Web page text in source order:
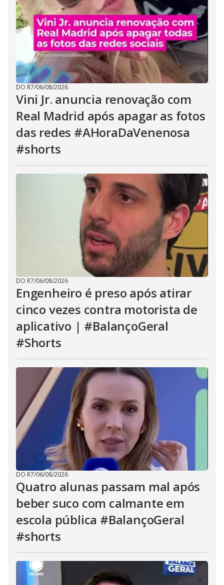
DO R7/06/08/2026
Vini Jr. anuncia renovação com
Real Madrid após apagar as fotos
das redes #AHoraDaVenenosa
#shorts
DO R7/06/08/2026
Engenheiro é preso após atirar
cinco vezes contra motorista de
aplicativo | #BalançoGeral
#Shorts
DO R7/06/08/2026
Quatro alunas passam mal após
beber suco com calmante em
escola pública #BalançoGeral
#shorts